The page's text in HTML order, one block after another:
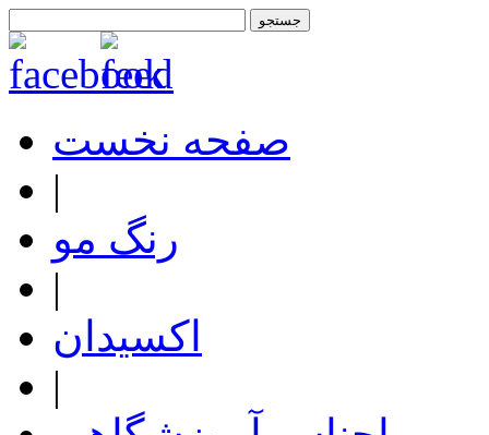
صفحه نخست
|
رنگ مو
|
اکسیدان
|